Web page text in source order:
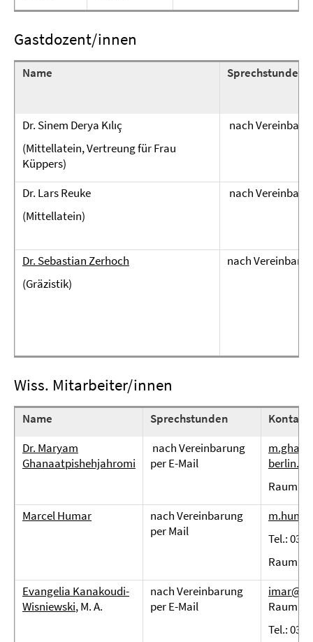
Gastdozent/innen
Name Sprechstunden
Dr. Sinem Derya Kılıç
(Mittellatein, Vertreung für Frau
Küppers)
nach
Dr. Lars Reuke
(Mittellatein)
nach
Dr. Sebastian Zerhoch
(Gräzistik)
nach
Wiss. Mitarbeiter/innen
Name Sprechstunden
Kontakt
Dr. Maryam
Ghanaatpishehjahromi
nach Vereinbarung
per E-Mail
berlin.de
Raum
Marcel Humar
nach Vereinbarung
per Mail
Tel.: 030
Raum
Evangelia Kanakoudi-
Wisniewski, M. A.
nach Vereinbarung
per E-Mail
Raum
Tel.: 030